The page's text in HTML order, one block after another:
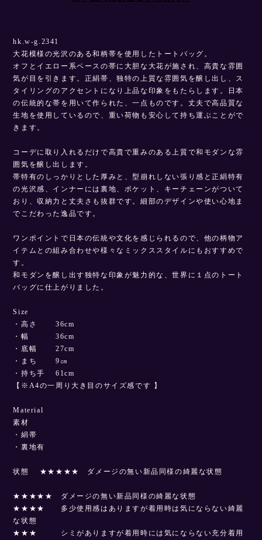
hk.w-g.2341
大花模様の光沢のある和柄帯を使用したトートバッグ。
オフとイエロー系ベースの帯に大胆な大花が施され、高貴な雰囲
気が目を引きます。正絹帯、独特の上質な雰囲気を醸し出し、ス
タイリングのアクセントになり上品な印象をもたらします。日本
の伝統的な帯を用いて作られた、一点ものです。丈夫で高品質な
生地を使用しているので、重い荷物も安心して持ち運ぶことがで
きます。
コーデに取り入れるだけで高貴で重みのある上質で和モダンな雰
囲気を醸し出します。
帯特有のしっかりとした厚みと、型崩れしない張り感と正絹特有
の光沢感、インナーには裏地、ポケット、キーチェーンがついて
おり、収納力と丈夫さも抜群です。細部のデザインや使い心地ま
でこだわった逸品です。
ワンポイントで日本の伝統や文化を感じられるので、他の柄物ア
イテムとの組み合わせや様々なミックススタイルにもおすすめで
す。
和モダンを醸し出す独特な印象が魅力的な、世界に１点のトート
バッグに仕上がりました。
Size
・高さ 36cm
・幅 36cm
・底幅 27cm
・まち 9㎝
・持ち手 61cm
【※A4の一周り大き目のサイズ感です 】
Material
素材
・絹帯
・裏地有
状態 ★★★★★ ダメージの無い新品同様の綺麗な状態
★★★★★ ダメージの無い新品同様の綺麗な状態
★★★★ 多少使用感はありますが着用時は気にならない綺麗
な状態
★★★ シミがありますが着用時には気にならない充分着用